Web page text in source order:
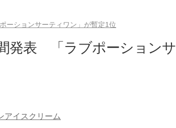
ーションサーティワン」が暫定1位
発表 「ラブポーションサ
アイスクリーム